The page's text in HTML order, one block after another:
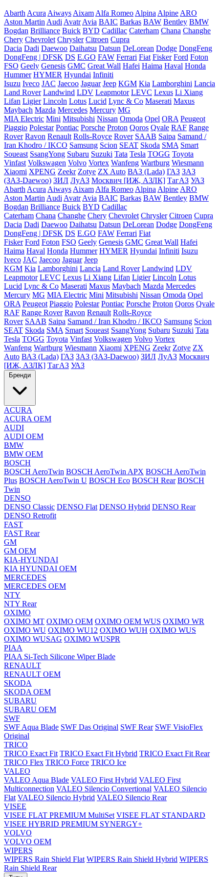
Abarth Acura Aiways Aixam Alfa Romeo Alpina Alpine ARO
Aston Martin Audi Avatr Avia BAIC Barkas BAW Bentley BMW
Bogdan Brilliance Buick BYD Cadillac Caterham Chana Changhe
Chery Chevrolet Chrysler Citroen Cupra
Dacia Dadi Daewoo Daihatsu Datsun DeLorean Dodge DongFeng
DongFeng | DFSK DS E.GO FAW Ferrari Fiat Fisker Ford Foton
FSO Geely Genesis GMC Great Wall Hafei Haima Haval Honda
Hummer HYMER Hyundai Infiniti
Isuzu Iveco JAC Jaecoo Jaguar Jeep KGM Kia Lamborghini Lancia
Land Rover Landwind LDV Leapmotor LEVC Lexus Li Xiang
Lifan Ligier Lincoln Lotus Lucid Lync & Co Maserati Maxus
Maybach Mazda Mercedes Mercury MG
MIA Electric Mini Mitsubishi Nissan Omoda Opel ORA Peugeot
Piaggio Polestar Pontiac Porsche Proton Qoros Qvale RAF Range
Rover Ravon Renault Rolls-Royce Rover SAAB Saipa Samand /
Iran Khodro / IKCO Samsung Scion SEAT Skoda SMA Smart
Soueast SsangYong Subaru Suzuki Tata Tesla TOGG Toyota
Vinfast Volkswagen Volvo Vortex Wanfeng Wartburg Wiesmann
Xiaomi XPENG Zeekr Zotye ZX Auto ВАЗ (Lada) ГАЗ ЗАЗ
(ЗАЗ-Daewoo) ЗИЛ ЛуАЗ Москвич [ИЖ, АЗЛК] ТагАЗ УАЗ
Abarth Acura Aiways Aixam Alfa Romeo Alpina Alpine ARO
Aston Martin Audi Avatr Avia BAIC Barkas BAW Bentley BMW
Bogdan Brilliance Buick BYD Cadillac
Caterham Chana Changhe Chery Chevrolet Chrysler Citroen Cupra
Dacia Dadi Daewoo Daihatsu Datsun DeLorean Dodge DongFeng
DongFeng | DFSK DS E.GO FAW Ferrari Fiat
Fisker Ford Foton FSO Geely Genesis GMC Great Wall Hafei
Haima Haval Honda Hummer HYMER Hyundai Infiniti Isuzu
Iveco JAC Jaecoo Jaguar Jeep
KGM Kia Lamborghini Lancia Land Rover Landwind LDV
Leapmotor LEVC Lexus Li Xiang Lifan Ligier Lincoln Lotus
Lucid Lync & Co Maserati Maxus Maybach Mazda Mercedes
Mercury MG MIA Electric Mini Mitsubishi Nissan Omoda Opel
ORA Peugeot Piaggio Polestar Pontiac Porsche Proton Qoros Qvale
RAF Range Rover Ravon Renault Rolls-Royce
Rover SAAB Saipa Samand / Iran Khodro / IKCO Samsung Scion
SEAT Skoda SMA Smart Soueast SsangYong Subaru Suzuki Tata
Tesla TOGG Toyota Vinfast Volkswagen Volvo Vortex
Wanfeng Wartburg Wiesmann Xiaomi XPENG Zeekr Zotye ZX
Auto ВАЗ (Lada) ГАЗ ЗАЗ (ЗАЗ-Daewoo) ЗИЛ ЛуАЗ Москвич
[ИЖ, АЗЛК] ТагАЗ УАЗ
Бренди
ACURA
ACURA OEM
AUDI
AUDI OEM
BMW
BMW OEM
BOSCH
BOSCH AeroTwin BOSCH AeroTwin APX BOSCH AeroTwin
Plus BOSCH AeroTwin U BOSCH Eco BOSCH Rear BOSCH
Twin
DENSO
DENSO Classic DENSO Flat DENSO Hybrid DENSO Rear
DENSO Retrofit
FAST
FAST Rear
GM
GM OEM
KIA-HYUNDAI
KIA HYUNDAI OEM
MERCEDES
MERCEDES OEM
NTY
NTY Rear
OXIMO
OXIMO MT OXIMO OEM OXIMO OEM WUS OXIMO WR
OXIMO WU OXIMO WU12 OXIMO WUH OXIMO WUS
OXIMO WUSAG OXIMO WUSPR
PIAA
PIAA Si-Tech Silicone Wiper Blade
RENAULT
RENAULT OEM
SKODA
SKODA OEM
SUBARU
SUBARU OEM
SWF
SWF Aqua Blade SWF Das Original SWF Rear SWF VisioFlex
Original
TRICO
TRICO Exact Fit TRICO Exact Fit Hybrid TRICO Exact Fit Rear
TRICO Flex TRICO Force TRICO Ice
VALEO
VALEO Aqua Blade VALEO First Hybrid VALEO First
Multiconnection VALEO Silencio Convertional VALEO Silencio
Flat VALEO Silencio Hybrid VALEO Silencio Rear
VISEE
VISEE FLAT PREMIUM MultiSet VISEE FLAT STANDARD
VISEE HYBRID PREMIUM SYNERGY+
VOLVO
VOLVO OEM
WIPERS
WIPERS Rain Shield Flat WIPERS Rain Shield Hybrid WIPERS
Rain Shield Rear